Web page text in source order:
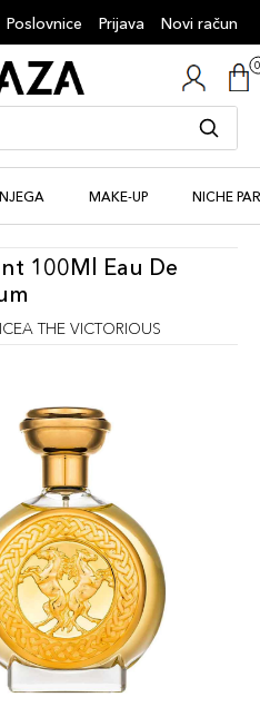
Poslovnice Prijava Novi račun
NJEGA MAKE-UP NICHE
100Ml Eau De
THE VICTORIOUS